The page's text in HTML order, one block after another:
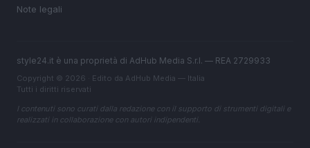
Note legali
style24.it è una proprietà di AdHub Media S.r.l. — REA 2729933
Copyright © 2026 · Edito da AdHub Media — Italia
Tutti i diritti riservati
I contenuti sono curati dalla redazione con il supporto di strumenti digitali e
realizzati in collaborazione con autori indipendenti.